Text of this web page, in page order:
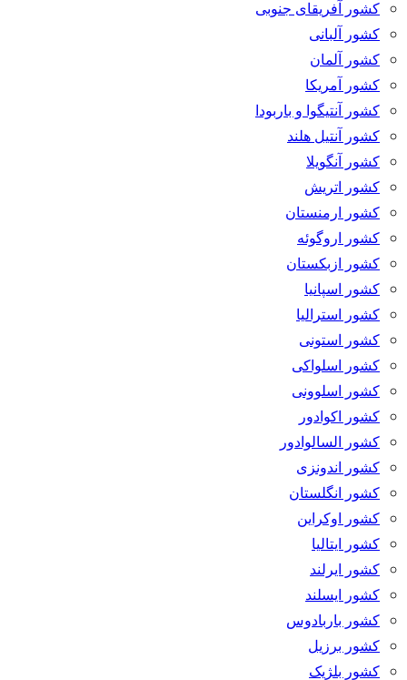
کشور آفریقای جنوبی
کشور آلبانی
کشور آلمان
کشور آمریکا
کشور آنتیگوا و باربودا
کشور آنتیل هلند
کشور آنگویلا
کشور اتریش
کشور ارمنستان
کشور اروگوئه
کشور ازبکستان
کشور اسپانیا
کشور استرالیا
کشور استونی
کشور اسلواکی
کشور اسلوونی
کشور اکوادور
کشور السالوادور
کشور اندونزی
کشور انگلستان
کشور اوکراین
کشور ایتالیا
کشور ایرلند
کشور ایسلند
کشور باربادوس
کشور برزیل
کشور بلژیک